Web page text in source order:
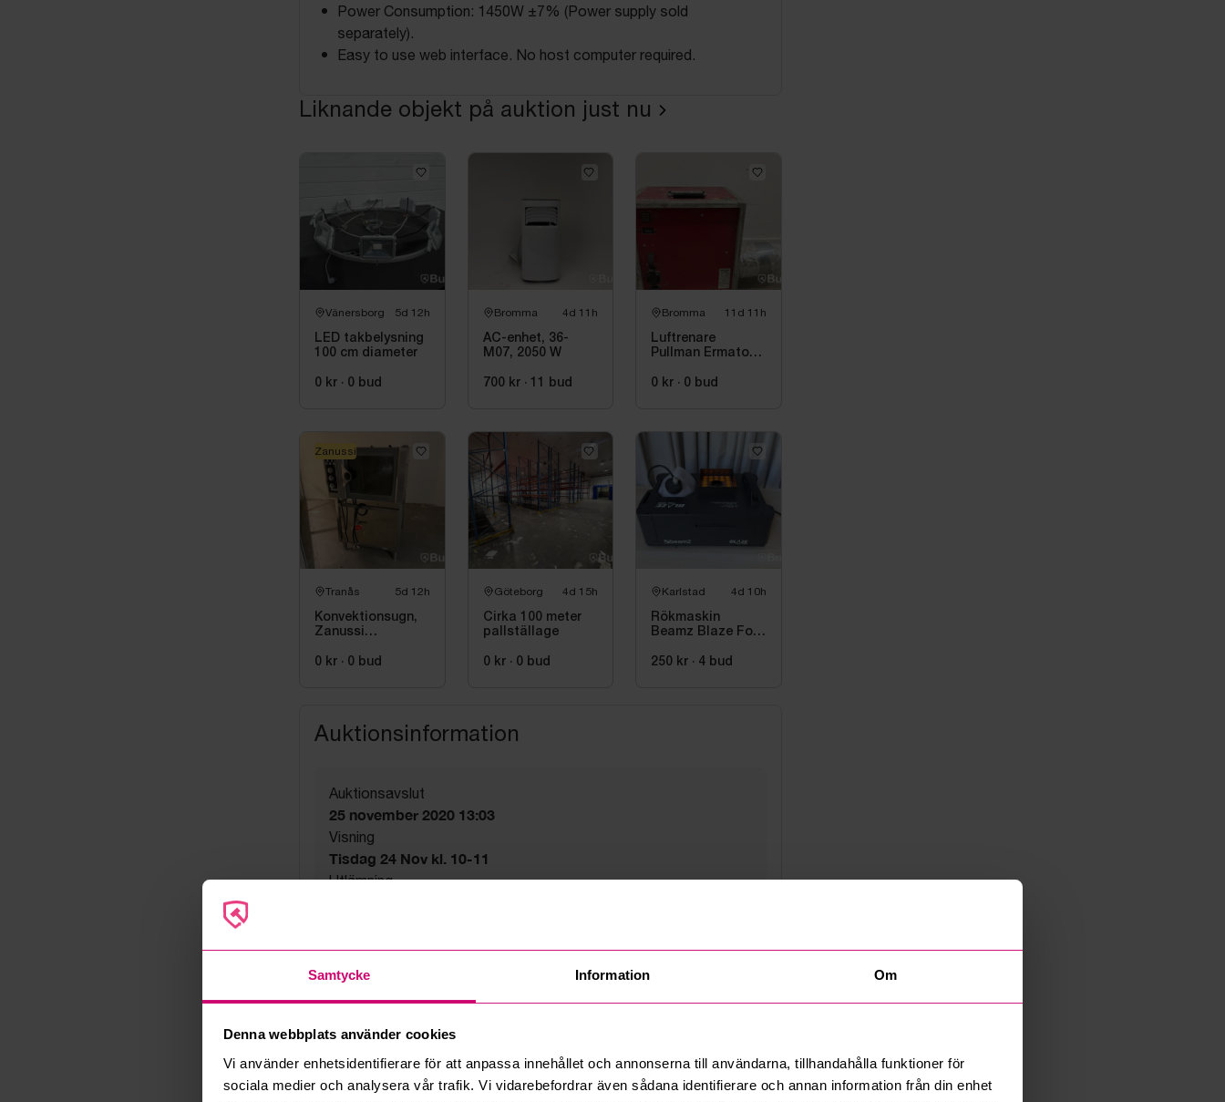
Samtycke Information Om
Denna webbplats använder cookies
Vi använder enhetsidentifierare för att anpassa innehållet och annonserna till användarna, tillhandahålla funktioner för
sociala medier och analysera vår trafik. Vi vidarebefordrar även sådana identifierare och annan information från din enhet
Power Consumption: 1450W ±7% (Power supply sold
separately).
Easy to use web interface. No host computer required.
Liknande objekt på auktion just nu
Vänersborg 5d 12h
LED takbelysning
100 cm diameter
0 kr · 0 bud
Bromma 4d 11h
AC-enhet, 36-
M07, 2050 W
700 kr · 11 bud
Bromma 11d 11h
Luftrenare
Pullman Ermator
0 kr · 0 bud
Tranås 5d 12h
Konvektionsugn,
Zanussi
0 kr · 0 bud
Zanussi
Göteborg 4d 15h
Cirka 100 meter
pallställage
0 kr · 0 bud
Karlstad 4d 10h
Rökmaskin
Beamz Blaze Fog
250 kr · 4 bud
Auktionsinformation
Auktionsavslut
25 november 2020 13:03
Visning
Tisdag 24 Nov kl. 10-11
Utlämning
Export
Utsatta hålltider gäller.
Säljare
Konkursbo